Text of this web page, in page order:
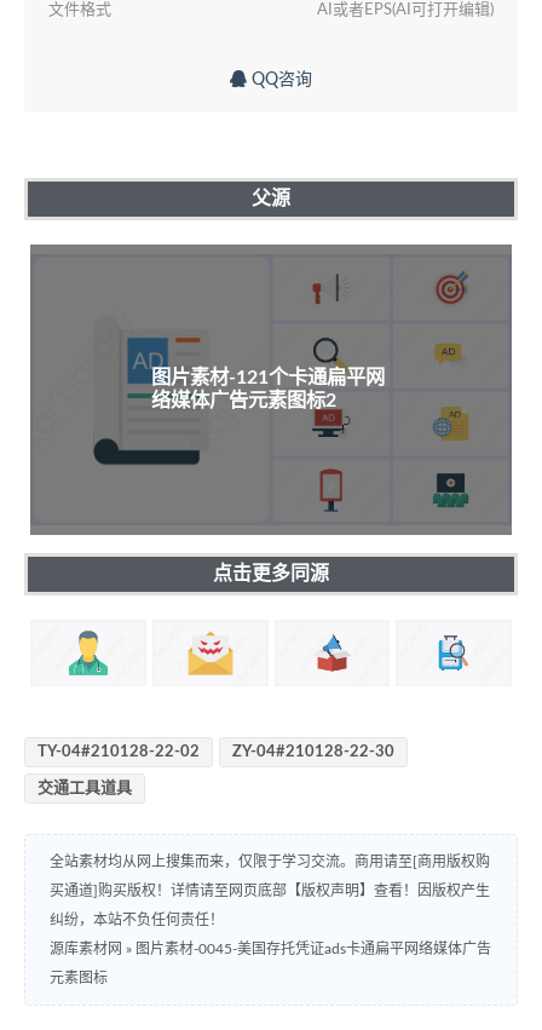
文件格式 AI或者EPS(AI可打开编辑)
QQ咨询
父源
图片素材-121个卡通扁平网
络媒体广告元素图标2
点击更多同源
TY-04#210128-22-02 ZY-04#210128-22-30
交通工具道具
全站素材均从网上搜集而来，仅限于学习交流。商用请至[商用版权购
买通道]购买版权！详情请至网页底部【版权声明】查看！因版权产生
纠纷，本站不负任何责任！
源库素材网 » 图片素材-0045-美国存托凭证ads卡通扁平网络媒体广告
元素图标